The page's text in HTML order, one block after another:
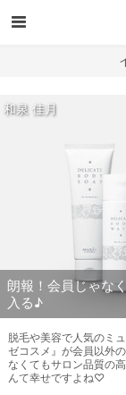
和泉 佳月
朗報！会員じゃな
入る♪
脱毛や美容で人気のミ
ゼコスメ』が会員以外
なくてもサロン品質の
んて幸せですよね♡